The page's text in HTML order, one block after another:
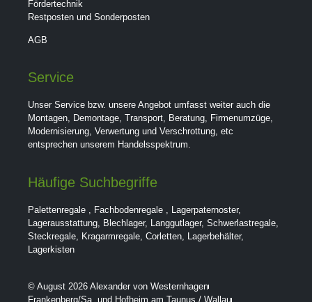
Fördertechnik
Restposten und Sonderposten
AGB
Service
Unser Service bzw. unsere Angebot umfasst weiter auch die
Montagen, Demontage, Transport, Beratung, Firmenumzüge,
Modernisierung, Verwertung und Verschrottung, etc
entsprechen unserem Handelsspektrum.
Häufige Suchbegriffe
Palettenregale Fachbodenregale Lagerpaternoster,
Lagerausstattung
Blechlager, Langgutlager, Schwerlastregale
Steckregale
Kragarmregale Corletten Lagerbehälter,
Lagerkisten
© August 2026 Alexander von Westernhagen
Frankenberg/Sa. und Hofheim am Taunus / Wallau